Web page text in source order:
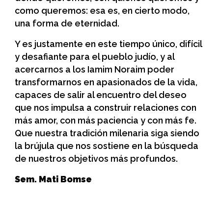
como queremos: esa es, en cierto modo,
una forma de eternidad.
Y es justamente en este tiempo único, difícil
y desafiante para el pueblo judío, y al
acercarnos a los Iamim Noraim poder
transformarnos en apasionados de la vida,
capaces de salir al encuentro del deseo
que nos impulsa a construir relaciones con
más amor, con más paciencia y con más fe.
Que nuestra tradición milenaria siga siendo
la brújula que nos sostiene en la búsqueda
de nuestros objetivos más profundos.
Sem. Mati Bomse